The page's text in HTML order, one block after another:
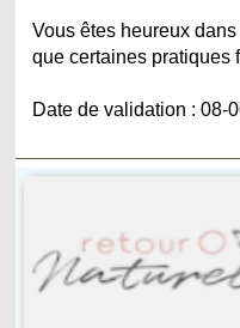
Vous êtes heureux
que certaines pratiques
Date de validation : 08-